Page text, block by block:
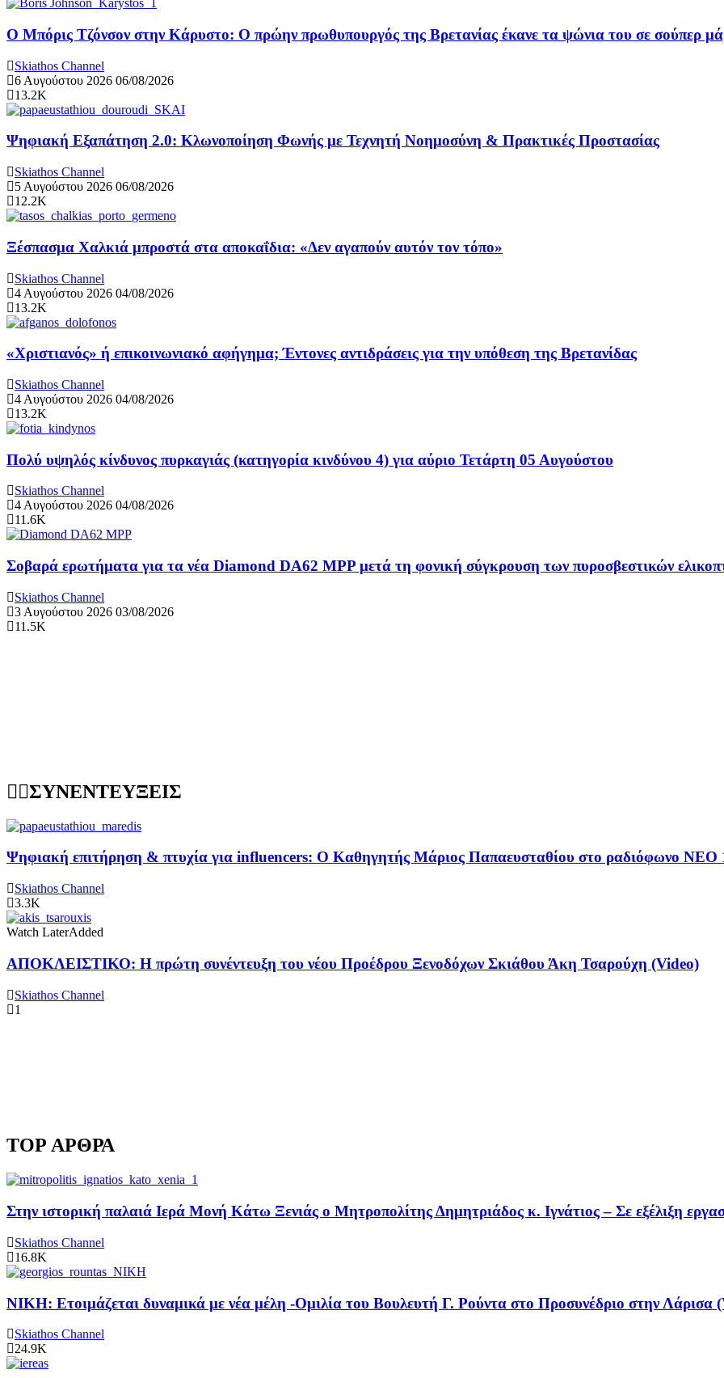
Ο Μπόρις Τζόνσον στην Κάρυστο: Ο πρώην πρωθυπουργός της Βρετανίας έκανε τα ψώνια του σε σούπερ
Skiathos Channel
6 Αυγούστου 2026 06/08/2026
13.2K
Ψηφιακή Εξαπάτηση 2.0: Κλωνοποίηση Φωνής με Τεχνητή Νοημοσύνη & Πρακτικές Προστασίας
Skiathos Channel
5 Αυγούστου 2026 06/08/2026
12.2K
Ξέσπασμα Χαλκιά μπροστά στα αποκαΐδια: «Δεν αγαπούν αυτόν τον τόπο»
Skiathos Channel
4 Αυγούστου 2026 04/08/2026
13.2K
«Χριστιανός» ή επικοινωνιακό αφήγημα; Έντονες αντιδράσεις για την υπόθεση της Βρετανίδας
Skiathos Channel
4 Αυγούστου 2026 04/08/2026
13.2K
Πολύ υψηλός κίνδυνος πυρκαγιάς (κατηγορία κινδύνου 4) για αύριο Τετάρτη 05 Αυγούστου
Skiathos Channel
4 Αυγούστου 2026 04/08/2026
11.6K
Σοβαρά ερωτήματα για τα νέα Diamond DA62 MPP μετά τη φονική σύγκρουση των πυροσβεστικών
Skiathos Channel
3 Αυγούστου 2026 03/08/2026
11.5K
ΣΥΝΕΝΤΕΥΞΕΙΣ
Ψηφιακή επιτήρηση & πτυχία για influencers: Ο Καθηγητής Μάριος Παπαευσταθίου στο ραδιόφωνο NEO
Skiathos Channel
3.3K
Watch LaterAdded
ΑΠΟΚΛΕΙΣΤΙΚΟ: Η πρώτη συνέντευξη του νέου Προέδρου Ξενοδόχων Σκιάθου Άκη Τσαρούχη (Video)
Skiathos Channel
1
TOP ΑΡΘΡΑ
Στην ιστορική παλαιά Ιερά Μονή Κάτω Ξενιάς ο Μητροπολίτης Δημητριάδος κ. Ιγνάτιος – Σε εξέλιξη
Skiathos Channel
16.8K
ΝΙΚΗ: Ετοιμάζεται δυναμικά με νέα μέλη -Ομιλία του Βουλευτή Γ. Ρούντα στο Προσυνέδριο στην Λάρισα
Skiathos Channel
24.9K